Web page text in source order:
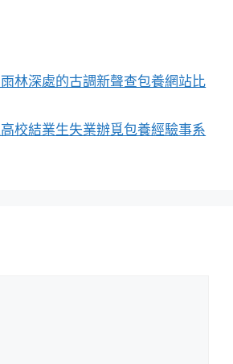
林深處的古調新聲查包養網站比
校結業生失業辦覓包養經驗事系